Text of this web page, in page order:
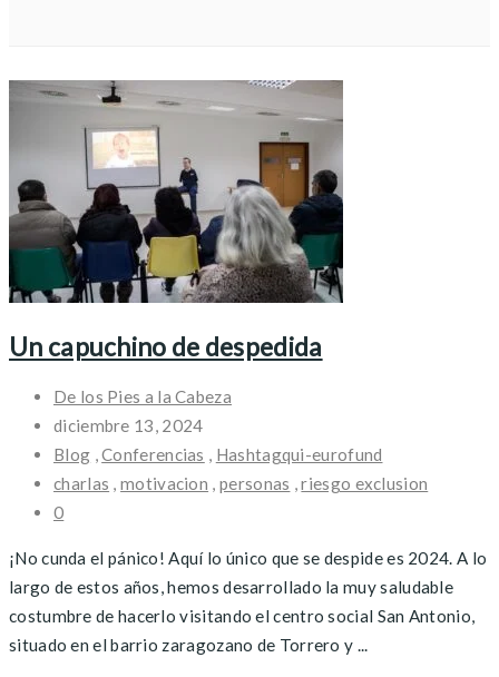
Un capuchino de despedida
De los Pies a la Cabeza
diciembre 13, 2024
Blog ,Conferencias , Hashtagqui-eurofund
charlas ,motivacion ,personas ,riesgo exclusion
0
¡No cunda el pánico! Aquí lo único que se despide es 2024. A lo
largo de estos años, hemos desarrollado la muy saludable
costumbre de hacerlo visitando el centro social San Antonio,
situado en el barrio zaragozano de Torrero y ...